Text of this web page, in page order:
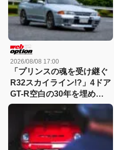
2026/08/08 17:00
「プリンスの魂を受け継ぐ
R32スカイライン!?」4ドア
GT-R空白の30年を埋めた
『GTB-4』という存在